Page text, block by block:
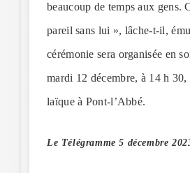
beaucoup de temps aux gens.
pareil sans lui », lâche-t-il,
cérémonie sera organisée en
mardi 12 décembre, à 14 h 30,
laïque à Pont-l’Abbé.
Le Télégramme 5 décembre